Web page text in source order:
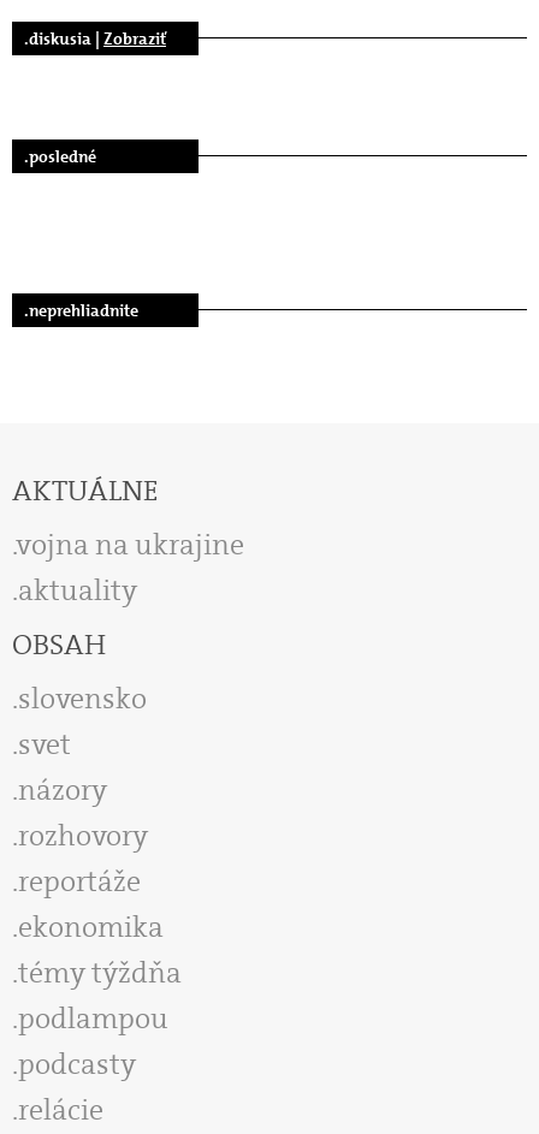
.diskusia | Zobraziť
.posledné
.neprehliadnite
AKTUÁLNE
vojna na ukrajine
aktuality
OBSAH
slovensko
svet
názory
rozhovory
reportáže
ekonomika
témy týždňa
podlampou
podcasty
relácie